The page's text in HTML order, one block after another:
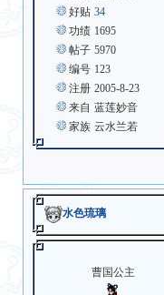
好贴 34
功绩 1695
帖子 5970
编号 123
注册 2005-8-23
来自 蓝莲妙音
家族 云水兰若
水色琉璃
曹国公主